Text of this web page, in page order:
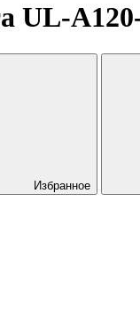
UL-
Избранное